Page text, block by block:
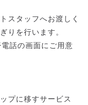
スタッフへお渡しく
りを行います。
話の画面にご用意
プに移すサービス